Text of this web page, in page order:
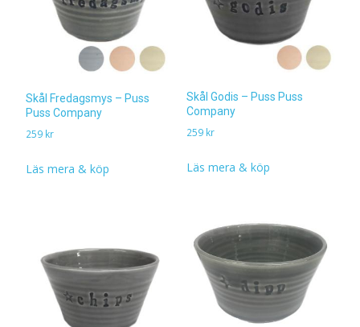
Skål Fredagsmys – Puss
Puss Company
259 kr
Läs mera & köp
Skål Godis – Puss Puss
Company
259 kr
Läs mera & köp